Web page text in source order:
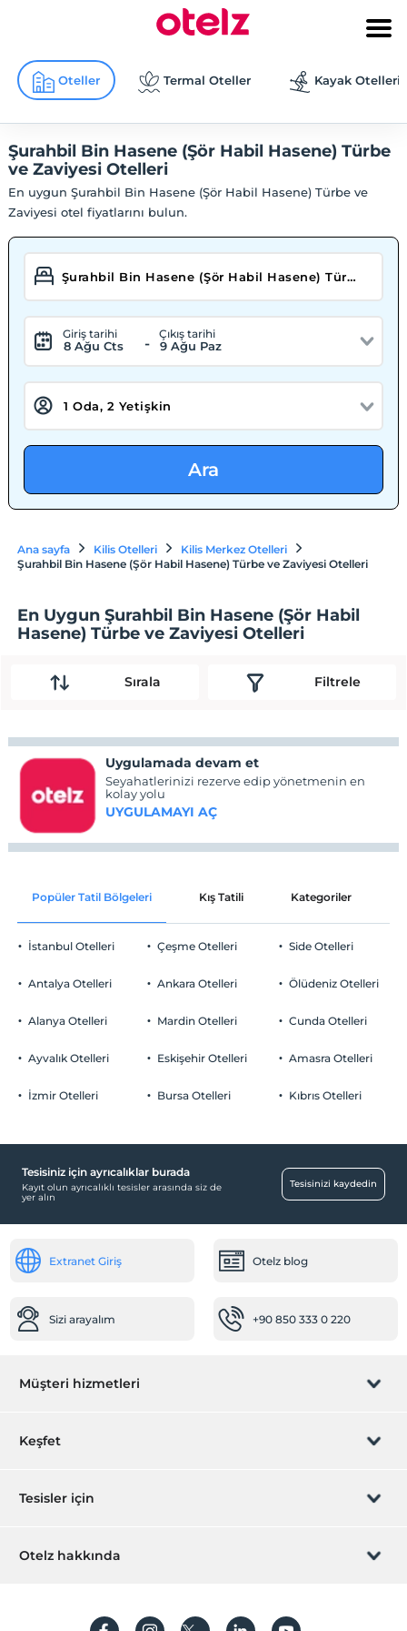
Oteller Termal Oteller Kayak Otelleri
Şurahbil Bin Hasene (Şör Habil Hasene) Türbe
ve Zaviyesi Otelleri
En uygun Şurahbil Bin Hasene (Şör Habil Hasene) Türbe ve
Zaviyesi otel fiyatlarını bulun.
Giriş tarihi
8 Ağu Cts -
Çıkış tarihi
9 Ağu Paz
Ara
Ana sayfa Kilis Otelleri
Kilis Merkez Otelleri
Şurahbil Bin Hasene (Şör Habil Hasene) Türbe ve Zaviyesi Otelleri
En Uygun Şurahbil Bin Hasene (Şör Habil
Hasene) Türbe ve Zaviyesi Otelleri
Sırala Filtrele
Uygulamada devam et
Seyahatlerinizi rezerve edip yönetmenin en
kolay yolu
UYGULAMAYI AÇ
Popüler Tatil Bölgeleri Kış Tatili Kategoriler
İstanbul Otelleri
Antalya Otelleri
Alanya Otelleri
Ayvalık Otelleri
İzmir Otelleri
Çeşme Otelleri
Ankara Otelleri
Mardin Otelleri
Eskişehir Otelleri
Bursa Otelleri
Side Otelleri
Ölüdeniz Otelleri
Cunda Otelleri
Amasra Otelleri
Kıbrıs Otelleri
Tesisiniz için ayrıcalıklar burada
Kayıt olun ayrıcalıklı tesisler arasında siz de
yer alın
Tesisinizi kaydedin
Extranet Giriş Otelz blog
Sizi arayalım +90 850 333 0 220
Müşteri hizmetleri
Rezervasyon yönet
Sıkça sorulan sorular
Keşfet
Hediye Kart
Tesisler için
Hemen tesisinizi ekleyin
Otelz hakkında